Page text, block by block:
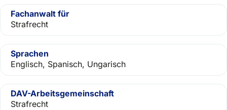
Fachanwalt für
Strafrecht
Sprachen
Englisch, Spanisch, Ungarisch
DAV-Arbeitsgemeinschaft
Strafrecht